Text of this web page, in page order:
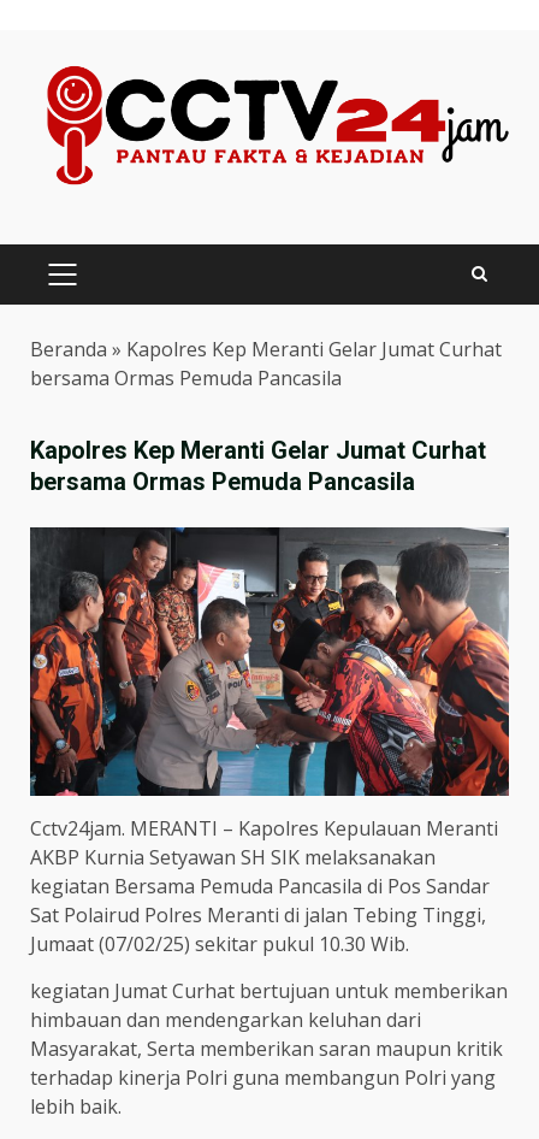
content
PRIMARY
MENU
Beranda » Kapolres Kep Meranti Gelar Jumat Curhat
bersama Ormas Pemuda Pancasila
Kapolres Kep Meranti Gelar Jumat Curhat
bersama Ormas Pemuda Pancasila
Cctv24jam. MERANTI – Kapolres Kepulauan Meranti
AKBP Kurnia Setyawan SH SIK melaksanakan
kegiatan Bersama Pemuda Pancasila di Pos Sandar
Sat Polairud Polres Meranti di jalan Tebing Tinggi,
Jumaat (07/02/25) sekitar pukul 10.30 Wib.
kegiatan Jumat Curhat bertujuan untuk memberikan
himbauan dan mendengarkan keluhan dari
Masyarakat, Serta memberikan saran maupun kritik
terhadap kinerja Polri guna membangun Polri yang
lebih baik.